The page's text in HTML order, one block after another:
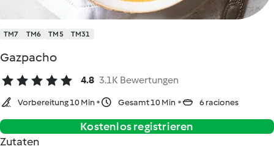
TM7 TM6 TM5 TM31
Gazpacho
4.8 3.1K Bewertungen
Vorbereitung 10 Min Gesamt 10 Min 6 raciones
Kostenlos registrieren
Zutaten